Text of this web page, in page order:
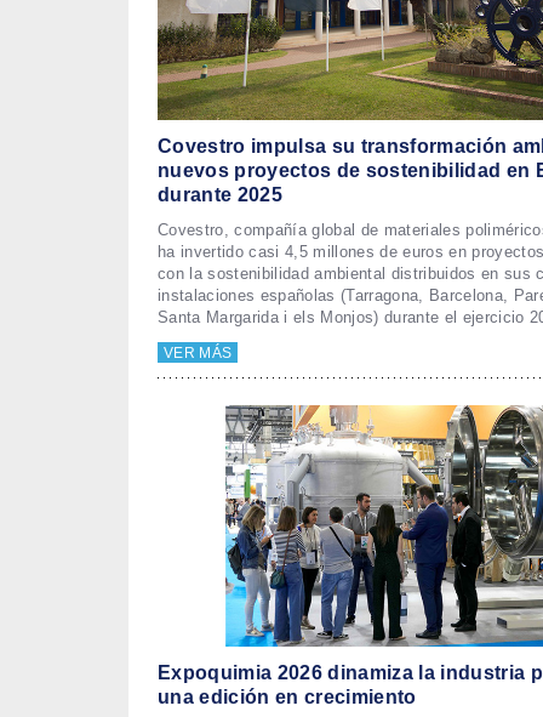
Covestro impulsa su transformación
nuevos proyectos de sostenibilidad en
durante 2025
Covestro, compañía global de materiales
ha invertido casi 4,5 millones de euros en
con la sostenibilidad ambiental distribuidos en sus
instalaciones españolas (Tarragona, Barcelona,
Santa Margarida i els Monjos) durante el ejercicio
VER MÁS
Expoquimia 2026 dinamiza la industria
una edición en crecimiento